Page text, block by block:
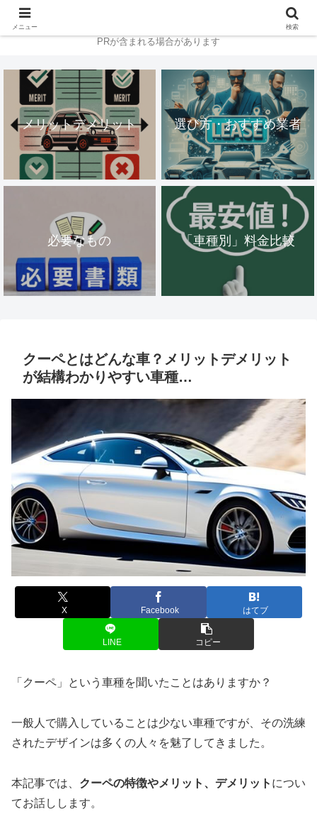
PRが含まれる場合があります
メリットデメリット 選び方・おすすめ業者
必要なもの 「車種別」料金比較
クーペとはどんな車？メリットデメリット
が結構わかりやすい車種…
X Facebook はてブ
LINE コピー
「クーペ」という車種を聞いたことはありますか？
一般人で購入していることは少ない車種ですが、その洗練
されたデザインは多くの人々を魅了してきました。
本記事では、 クーペの特徴やメリット、デメリット につい
てお話しします。
メニュー 検索